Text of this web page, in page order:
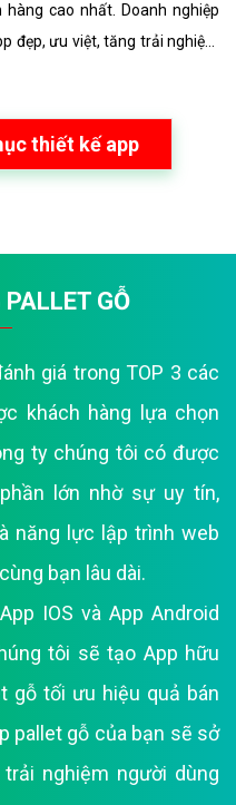
cao nhất. Doanh nghiệp
đẹp, ưu việt, tăng trải nghiệm
thiết kế app
GỖ
giá trong TOP 3 các
khách hàng lựa chọn
ty chúng tôi có được
lớn nhờ sự uy tín,
năng lực lập trình web
bạn lâu dài.
IOS và App Android
tôi sẽ tạo App hữu
gỗ tối ưu hiệu quả bán
pallet gỗ của bạn sẽ sở
nghiệm người dùng